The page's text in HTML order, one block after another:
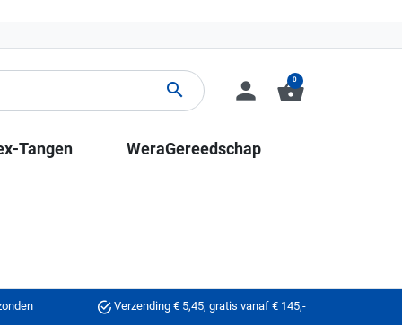
search person shopping_basket
0
Tangen WeraGereedschap
Verzending € 5,45, gratis vanaf € 145,-